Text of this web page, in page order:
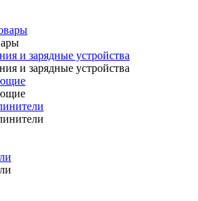
и зарядные устройства
и зарядные устройства